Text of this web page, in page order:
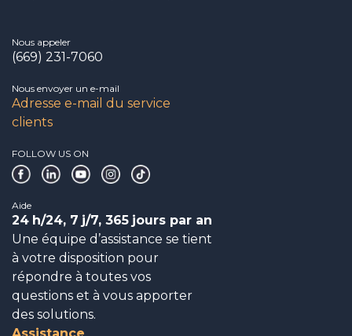
Nous appeler
(669) 231-7060
Nous envoyer un e-mail
Adresse e-mail du service
clients
FOLLOW US ON
Aide
24 h/24, 7 j/7, 365 jours par an
Une équipe d’assistance se tient
à votre disposition pour
répondre à toutes vos
questions et à vous apporter
des solutions.